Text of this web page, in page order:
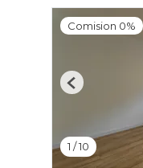
Comision 0%
1 /10
Previous